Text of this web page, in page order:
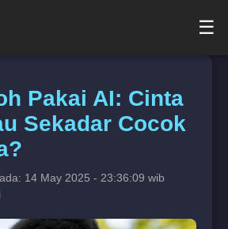
☰
Pakai AI: Cinta
Sekadar Cocok
14 May 2025 - 23:36:09 wib